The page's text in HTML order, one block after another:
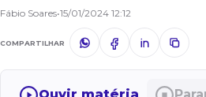
Fábio Soares•15/01/2024 12:12
COMPARTILHAR